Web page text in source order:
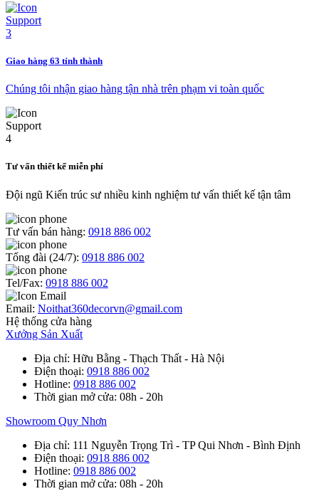
Giao hàng 63 tỉnh thành
Chúng tôi nhận giao hàng tận nhà trên phạm vi toàn quốc
Tư vấn thiết kế miễn phí
Đội ngũ Kiến trúc sư nhiều kinh nghiệm tư vấn thiết kế tận tâm
Tư vấn bán hàng: 0918 886 002
Tổng đài (24/7): 0918 886 002
Tel/Fax: 0918 886 002
Email: Noithat360decorvn@gmail.com
Hệ thống cửa hàng
Xưởng Sản Xuất
Địa chỉ: Hữu Bằng - Thạch Thất - Hà Nội
Điện thoại: 0918 886 002
Hotline: 0918 886 002
Thời gian mở cửa: 08h - 20h
Showroom Quy Nhơn
Địa chỉ: 111 Nguyễn Trọng Trì - TP Qui Nhơn - Bình Định
Điện thoại: 0918 886 002
Hotline: 0918 886 002
Thời gian mở cửa: 08h - 20h